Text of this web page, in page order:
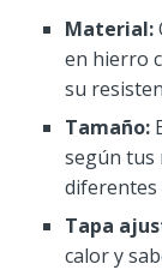
Material:
en hierro
su
Tamaño:
según tus
diferentes
Tapa
calor y